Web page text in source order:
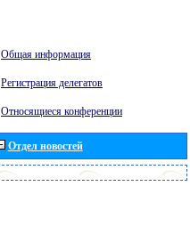
Общая информация
Регистрация делегатов
Относящиеся конференции
Отдел новостей